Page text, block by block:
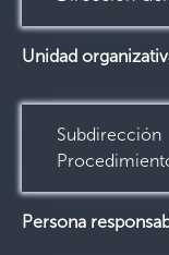
Unidad
Persona